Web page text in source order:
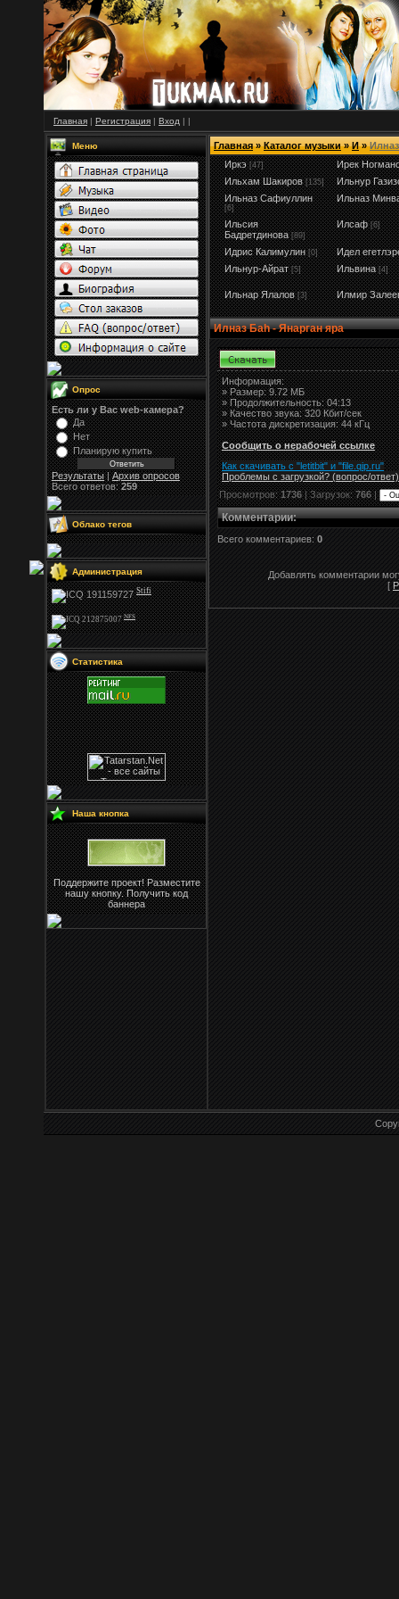
Главная | Регистрация | Вход | |
Меню
Опрос
Есть ли у Вас web-камера?
Да
Нет
Планирую купить
Результаты|Архив опросов
Всего ответов:259
Облако тегов
Администрация
Stifi
NFS
Статистика
Наша кнопка
Поддержите проект! Разместите
нашу кнопку. Получить код
баннера
Главная»Каталог музыки»И»
Иркэ [47]
Ирек
Ильхам Шакиров [135]
Ильнур
Ильназ Сафиуллин
[6]
Ильназ
Ильсия
Бадретдинова [89]
Илсаф [6]
Идрис Калимулин [0]
Идел
Ильнур-Айрат [5] Ильвина [4]
Ильнар Ялалов [3] Илмир
Илназ Баh - Янарган яра
Информация:
»Размер:9.72 МБ
» Продолжительность: 04:13
» Качество звука: 320 Кбит/сек
» Частота дискретизация: 44 кГц
Сообщить о нерабочей ссылке
Как скачивать с "letitbit" и "file.qip.ru"
Проблемы с загрузкой? (вопрос/ответ)
Просмотров:1736| Загрузок:766|
Комментарии:
Всего комментариев: 0
Добавлять комментарии
[